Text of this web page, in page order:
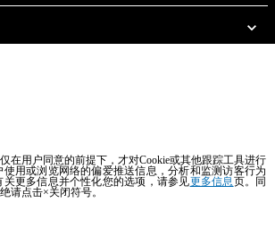
保留所有权利。Reg.Imp.Padova n°04230750285 -
- 增值税/税号04230750285 - IT
Reg. No. IT08020000000377
在用户同意的前提下，才对Cookie或其他跟踪工具进行
用或浏览网络的偏爱推送信息，分析和监测访客行为
关更多信息并个性化您的选项，请参见更多信息页。同
请点击×关闭符号。